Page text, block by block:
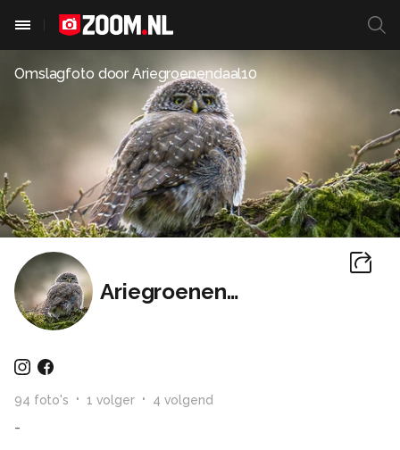
Omslagfoto doorAriegroenendaal10
Ariegroenendaal10
94 foto's 1 volger 4 volgend
-